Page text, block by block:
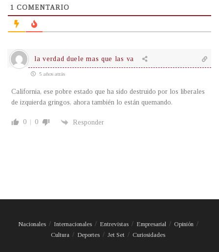
1 COMENTARIO
la verdad duele mas que las va
5 años atrás
California, ese pobre estado que ha sido destruido por los liberales
de izquierda gringos, ahora también lo están quemando.
0 0 Responder
Nacionales Internacionales Entrevistas Empresarial
Opinión
Cultura
Deportes Jet Set Curiosidades